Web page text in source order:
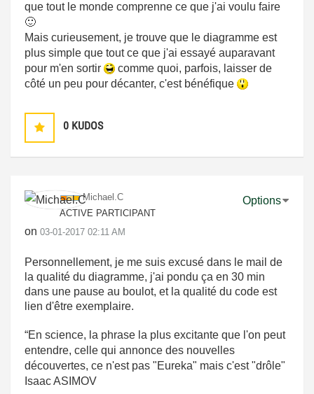
que tout le monde comprenne ce que j'ai voulu faire
🙂
Mais curieusement, je trouve que le diagramme est
plus simple que tout ce que j'ai essayé auparavant
pour m'en sortir
comme quoi, parfois, laisser de
côté un peu pour décanter, c'est bénéfique
0 KUDOS
Michael.C
ACTIVE PARTICIPANT
on ‎03-01-2017 02:11 AM
Options
Personnellement, je me suis excusé dans le mail de
la qualité du diagramme, j'ai pondu ça en 30 min
dans une pause au boulot, et la qualité du code est
lien d'être exemplaire.
“En science, la phrase la plus excitante que l'on peut
entendre, celle qui annonce des nouvelles
découvertes, ce n'est pas "Eureka" mais c'est "drôle"
Isaac ASIMOV